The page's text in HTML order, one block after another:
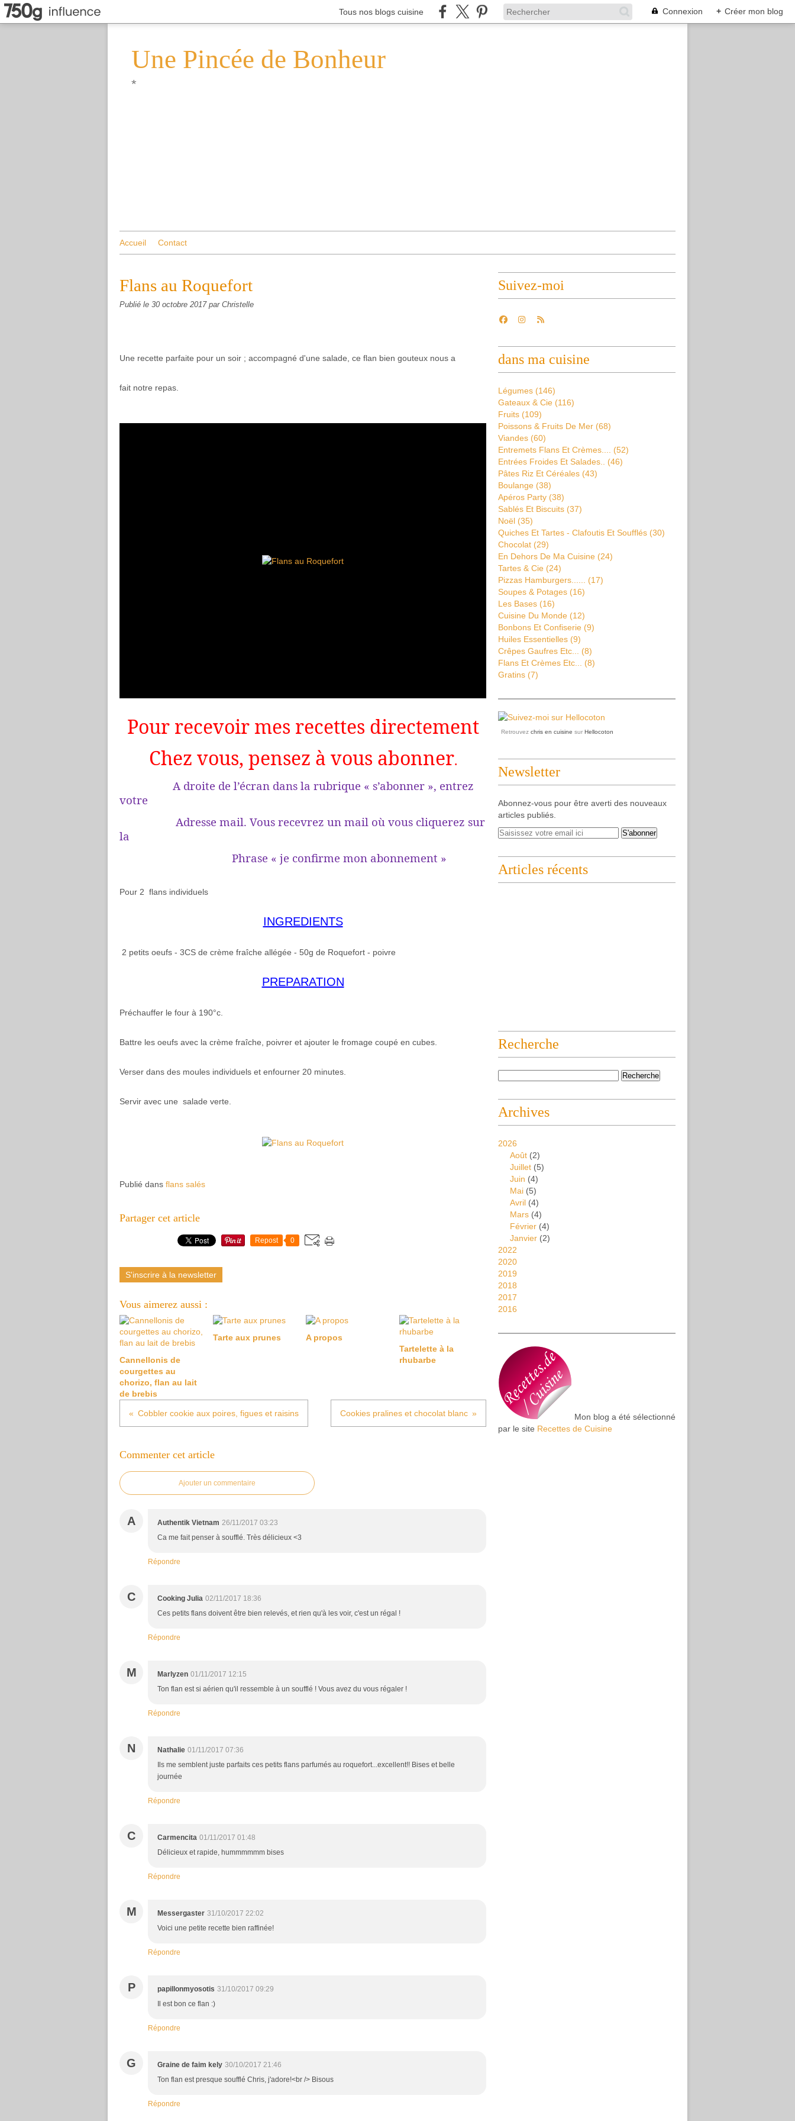
Tous nos blogs cuisine Connexion + Créer mon blog
Une Pincée de Bonheur
*
Accueil Contact
Flans au Roquefort
Publié le 30 octobre 2017 par Christelle
Une recette parfaite pour un soir ; accompagné d'une salade, ce flan bien gouteux nous a
fait notre repas.
Pour recevoir mes recettes directement
Chez vous, pensez à vous abonner.
A droite de l’écran dans la rubrique « s’abonner », entrez
votre
Adresse mail. Vous recevrez un mail où vous cliquerez sur
la
Phrase « je confirme mon abonnement »
Pour 2 flans individuels
INGREDIENTS
2 petits oeufs - 3CS de crème fraîche allégée - 50g de Roquefort - poivre
PREPARATION
Préchauffer le four à 190°c.
Battre les oeufs avec la crème fraîche, poivrer et ajouter le fromage coupé en cubes.
Verser dans des moules individuels et enfourner 20 minutes.
Servir avec une salade verte.
Publié dans flans salés
Partager cet article
Repost 0
S'inscrire à la newsletter
Vous aimerez aussi :
Cannellonis de
courgettes au
chorizo, flan au lait
de brebis
Tarte aux prunes
A propos
Tartelette à la
rhubarbe
Cobbler cookie aux poires, figues et raisins Cookies pralines et chocolat blanc
Commenter cet article
Ajouter un commentaire
A Authentik Vietnam 26/11/2017 03:23
Ca me fait penser à soufflé. Très délicieux <3
Répondre
C Cooking Julia 02/11/2017 18:36
Ces petits flans doivent être bien relevés, et rien qu'à les voir, c'est un régal !
Répondre
M Marlyzen 01/11/2017 12:15
Ton flan est si aérien qu'il ressemble à un soufflé ! Vous avez du vous régaler !
Répondre
N Nathalie 01/11/2017 07:36
Ils me semblent juste parfaits ces petits flans parfumés au roquefort...excellent!! Bises et belle
journée
Répondre
C Carmencita 01/11/2017 01:48
Délicieux et rapide, hummmmmm bises
Répondre
M Messergaster 31/10/2017 22:02
Voici une petite recette bien raffinée!
Répondre
P papillonmyosotis 31/10/2017 09:29
Il est bon ce flan :)
Répondre
G Graine de faim kely 30/10/2017 21:46
Ton flan est presque soufflé Chris, j'adore!<br /> Bisous
Répondre
Suivez-moi
dans ma cuisine
Légumes (146)
Gateaux & Cie (116)
Fruits (109)
Poissons & Fruits De Mer (68)
Viandes (60)
Entremets Flans Et Crèmes....
(52)
Entrées Froides Et Salades..
(46)
Pâtes Riz Et Céréales (43)
Boulange (38)
Apéros Party (38)
Sablés Et Biscuits (37)
Noël (35)
Quiches Et Tartes - Clafoutis Et Soufflés (30)
Chocolat (29)
En Dehors De Ma Cuisine (24)
Tartes & Cie (24)
Pizzas Hamburgers......
(17)
Soupes & Potages (16)
Les Bases (16)
Cuisine Du Monde (12)
Bonbons Et Confiserie (9)
Huiles Essentielles (9)
Crêpes Gaufres Etc...
(8)
Flans Et Crèmes Etc...
(8)
Gratins (7)
Retrouvez chris en cuisine sur Hellocoton
Newsletter
Abonnez-vous pour être averti des nouveaux
articles publiés.
Articles récents
Recherche
Archives
2026
Août (2)
Juillet (5)
Juin (4)
Mai (5)
Avril (4)
Mars (4)
Février (4)
Janvier (2)
2022
2020
2019
2018
2017
2016
Mon blog a été sélectionné
par le site Recettes de Cuisine